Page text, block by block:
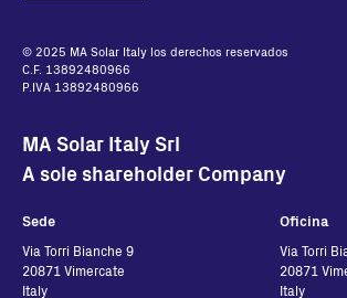
© 2025 MA Solar Italy los derechos reservados
C.F. 13892480966
P.IVA 13892480966
MA Solar Italy Srl
A sole shareholder Company
Sede
Via Torri Bianche 9
20871 Vimercate
Italy
Oficina
Via Torri
20871
Italy